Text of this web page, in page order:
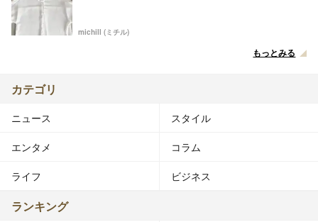
michill (ミチル)
もっとみる
カテゴリ
ニュース スタイル
エンタメ コラム
ライフ ビジネス
ランキング